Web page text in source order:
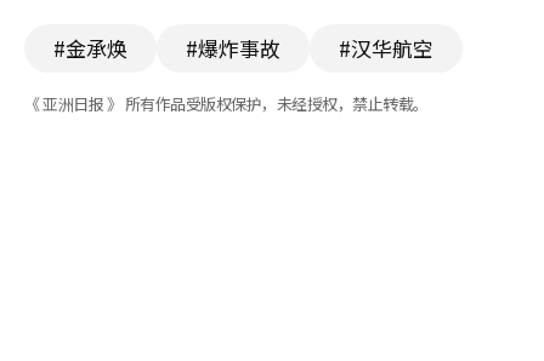
#金承焕 #爆炸事故 #汉华航空
《 亚洲日报 》 所有作品受版权保护，未经授权，禁止转载。